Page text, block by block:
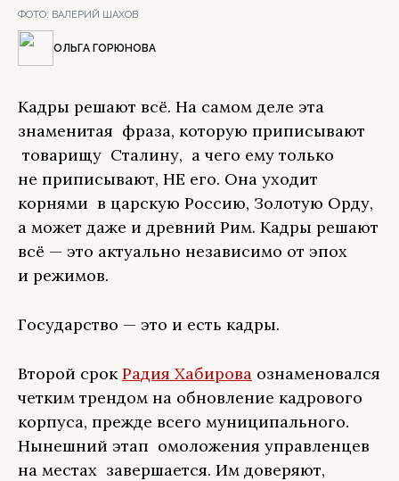
ФОТО: ВАЛЕРИЙ ШАХОВ
ОЛЬГА ГОРЮНОВА
Кадры решают всё. На самом деле эта
знаменитая фраза, которую приписывают
товарищу Сталину, а чего ему только
не приписывают, НЕ его. Она уходит
корнями в царскую Россию, Золотую Орду,
а может даже и древний Рим. Кадры решают
всё — это актуально независимо от эпох
и режимов.
Государство — это и есть кадры.
Второй срокРадия Хабирова ознаменовался
четким трендом на обновление кадрового
корпуса, прежде всего муниципального.
Нынешний этап омоложения управленцев
на местах завершается. Им доверяют,